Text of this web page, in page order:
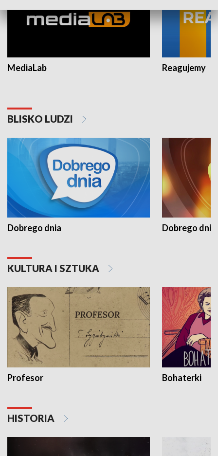
MediaLab Reagujemy
BLISKO LUDZI
Dobrego dnia Dobrego dnia
KULTURA I SZTUKA
Profesor Bohaterki
HISTORIA